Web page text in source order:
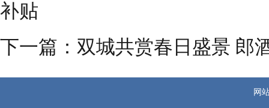
补贴
下一篇： 双城共赏春日盛景 郎
网